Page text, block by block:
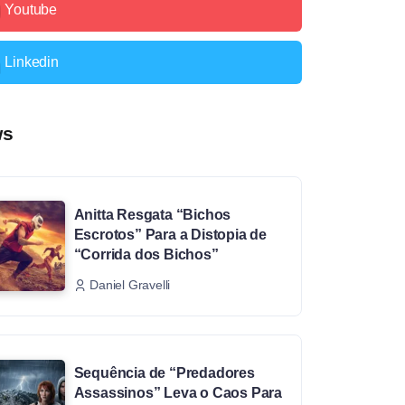
Youtube
Linkedin
Anitta Resgata “Bichos
Escrotos” Para a Distopia de
“Corrida dos Bichos”
Daniel Gravelli
Sequência de “Predadores
Assassinos” Leva o Caos Para